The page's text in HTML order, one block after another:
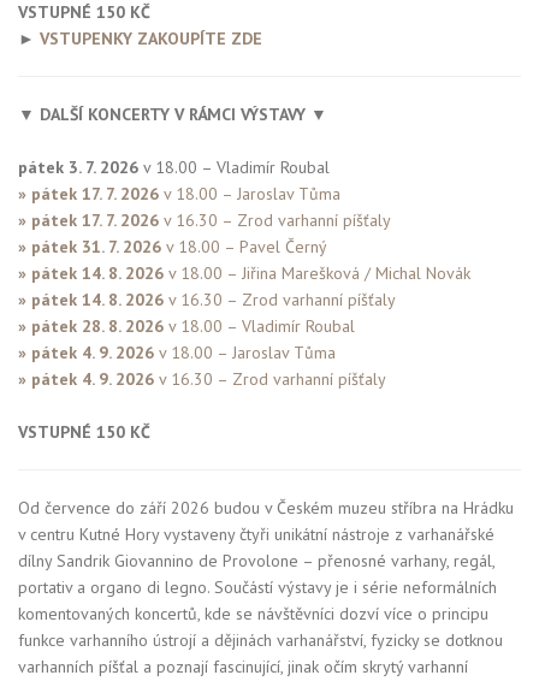
VSTUPNÉ 150 KČ
► VSTUPENKY ZAKOUPÍTE ZDE
▼ DALŠÍ KONCERTY V RÁMCI VÝSTAVY ▼
pátek 3. 7. 2026 v 18.00 – Vladimír Roubal
» pátek 17. 7. 2026 v 18.00 – Jaroslav Tůma
» pátek 17. 7. 2026 v 16.30 – Zrod varhanní píšťaly
» pátek 31. 7. 2026 v 18.00 – Pavel Černý
» pátek 14. 8. 2026 v 18.00 – Jiřina Marešková / Michal Novák
» pátek 14. 8. 2026 v 16.30 – Zrod varhanní píšťaly
» pátek 28. 8. 2026 v 18.00 – Vladimír Roubal
» pátek 4. 9. 2026 v 18.00 – Jaroslav Tůma
» pátek 4. 9. 2026 v 16.30 – Zrod varhanní píšťaly
VSTUPNÉ 150 KČ
Od července do září 2026 budou v Českém muzeu stříbra na Hrádku
v centru Kutné Hory vystaveny čtyři unikátní nástroje z varhanářské
dílny Sandrik Giovannino de Provolone – přenosné varhany, regál,
portativ a organo di legno. Součástí výstavy je i série neformálních
komentovaných koncertů, kde se návštěvníci dozví více o principu
funkce varhanního ústrojí a dějinách varhanářství, fyzicky se dotknou
varhanních píšťal a poznají fascinující, jinak očím skrytý varhanní